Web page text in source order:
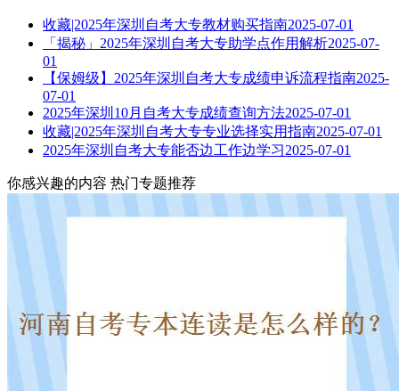
收藏|2025年深圳自考大专教材购买指南2025-07-01
「揭秘」2025年深圳自考大专助学点作用解析2025-07-
01
【保姆级】2025年深圳自考大专成绩申诉流程指南2025-
07-01
2025年深圳10月自考大专成绩查询方法2025-07-01
收藏|2025年深圳自考大专专业选择实用指南2025-07-01
2025年深圳自考大专能否边工作边学习2025-07-01
你感兴趣的内容 热门专题推荐